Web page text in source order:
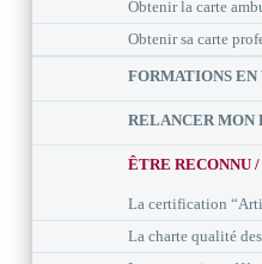
Obtenir la carte
Obtenir sa carte
FORMATIONS EN
RELANCER MON
ÊTRE RECONNU
La certification
La charte qualité